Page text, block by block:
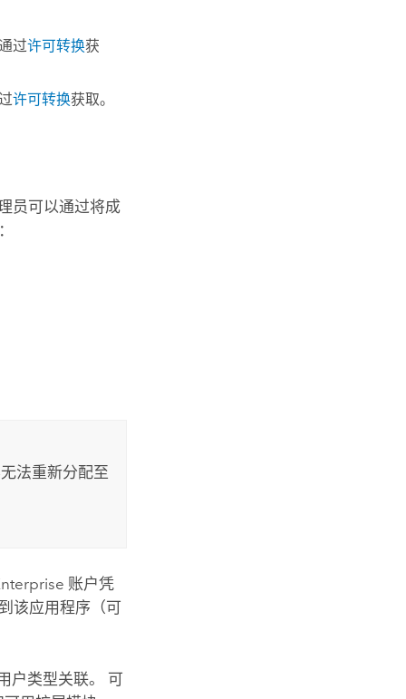
过许可转换获
许可转换获取。
员可以通过将成
法重新分配至
账户凭
该应用程序（可
户类型关联。 可